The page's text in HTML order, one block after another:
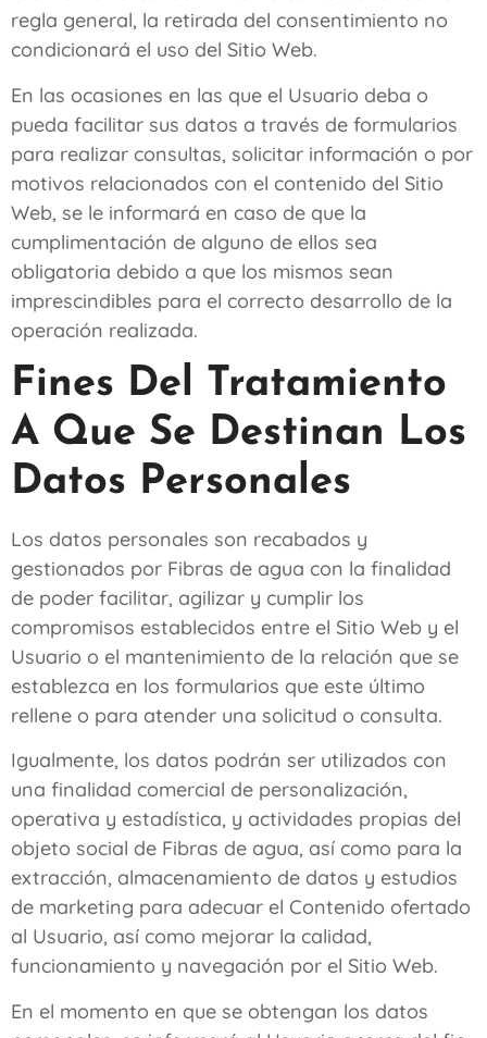
regla general, la retirada del consentimiento no
condicionará el uso del Sitio Web.
En las ocasiones en las que el Usuario deba o
pueda facilitar sus datos a través de formularios
para realizar consultas, solicitar información o por
motivos relacionados con el contenido del Sitio
Web, se le informará en caso de que la
cumplimentación de alguno de ellos sea
obligatoria debido a que los mismos sean
imprescindibles para el correcto desarrollo de la
operación realizada.
Fines Del Tratamiento
A Que Se Destinan Los
Datos Personales
Los datos personales son recabados y
gestionados por Fibras de agua con la finalidad
de poder facilitar, agilizar y cumplir los
compromisos establecidos entre el Sitio Web y el
Usuario o el mantenimiento de la relación que se
establezca en los formularios que este último
rellene o para atender una solicitud o consulta.
Igualmente, los datos podrán ser utilizados con
una finalidad comercial de personalización,
operativa y estadística, y actividades propias del
objeto social de Fibras de agua, así como para la
extracción, almacenamiento de datos y estudios
de marketing para adecuar el Contenido ofertado
al Usuario, así como mejorar la calidad,
funcionamiento y navegación por el Sitio Web.
En el momento en que se obtengan los datos